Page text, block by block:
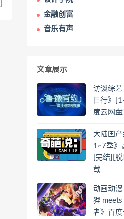
金融创富
音乐有声
文章展示
访谈综
日行》
度云网
大陆国
1~7季》
[完结][
载
动画动
狸 meets
者》百